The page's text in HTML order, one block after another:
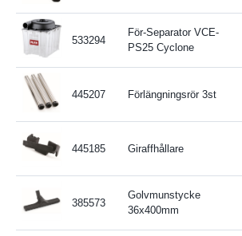
533294
För-Separator VCE-
PS25 Cyclone
445207 Förlängningsrör 3st
445185 Giraffhållare
385573
Golvmunstycke
36x400mm